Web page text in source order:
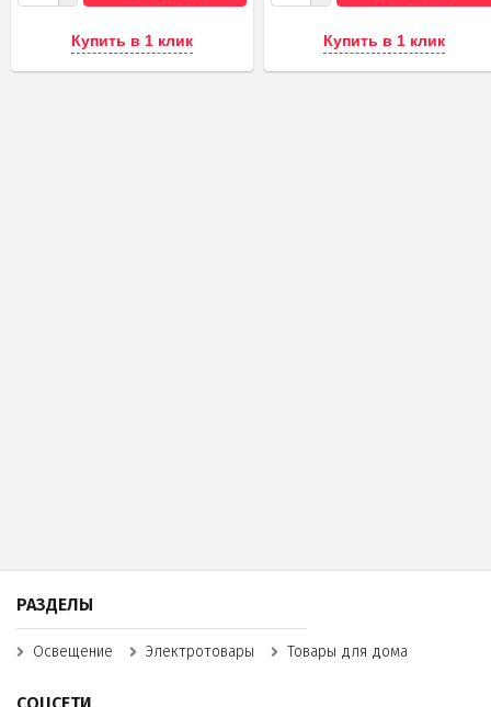
Купить в 1 клик Купить в 1 клик
РАЗДЕЛЫ
Освещение Электротовары Товары для дома
СОЦСЕТИ